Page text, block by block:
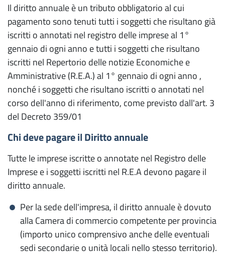
Gestisci
la tua impresa
Registro delle Imprese
Dati e documenti ufficiali
Diritto annuale
Certificati e documenti per l'estero
Certificato di origine
Visto di deposito di atti
Visto poteri di firma
Iscrizioni e deposito atti e visure
Il diritto annuale è un tributo obbligatorio al cui
pagamento sono tenuti tutti i soggetti che risultano già
iscritti o annotati nel registro delle imprese al 1°
gennaio di ogni anno e tutti i soggetti che risultano
iscritti nel Repertorio delle notizie Economiche e
Amministrative (R.E.A.) al 1° gennaio di ogni anno ,
nonché i soggetti che risultano iscritti o annotati nel
corso dell'anno di riferimento, come previsto dall'art. 3
del Decreto 359/01
Chi deve pagare il Diritto annuale
Tutte le imprese iscritte o annotate nel Registro delle
Imprese e i soggetti iscritti nel R.E.A devono pagare il
diritto annuale.
Per la sede dell'impresa, il diritto annuale è dovuto
alla Camera di commercio competente per provincia
(importo unico comprensivo anche delle eventuali
sedi secondarie o unità locali nello stesso territorio).